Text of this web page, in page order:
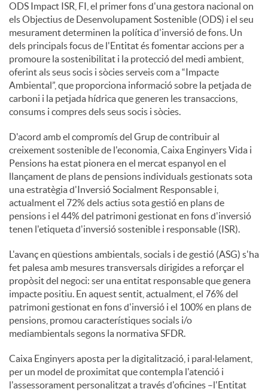
ODS Impact ISR, FI, el primer fons d'una gestora nacional on
els Objectius de Desenvolupament Sostenible (ODS) i el seu
mesurament determinen la política d'inversió de fons. Un
dels principals focus de l'Entitat és fomentar accions per a
promoure la sostenibilitat i la protecció del medi ambient,
oferint als seus socis i sòcies serveis com a “Impacte
Ambiental”, que proporciona informació sobre la petjada de
carboni i la petjada hídrica que generen les transaccions,
consums i compres dels seus socis i sòcies.
D'acord amb el compromís del Grup de contribuir al
creixement sostenible de l'economia, Caixa Enginyers Vida i
Pensions ha estat pionera en el mercat espanyol en el
llançament de plans de pensions individuals gestionats sota
una estratègia d'Inversió Socialment Responsable i,
actualment el 72% dels actius sota gestió en plans de
pensions i el 44% del patrimoni gestionat en fons d'inversió
tenen l'etiqueta d'inversió sostenible i responsable (ISR).
L'avanç en qüestions ambientals, socials i de gestió (ASG) s'ha
fet palesa amb mesures transversals dirigides a reforçar el
propòsit del negoci: ser una entitat responsable que genera
impacte positiu. En aquest sentit, actualment, el 76% del
patrimoni gestionat en fons d'inversió i el 100% en plans de
pensions, promou característiques socials i/o
mediambientals segons la normativa SFDR.
Caixa Enginyers aposta per la digitalització, i paral·lelament,
per un model de proximitat que contempla l'atenció i
l'assessorament personalitzat a través d'oficines –l'Entitat